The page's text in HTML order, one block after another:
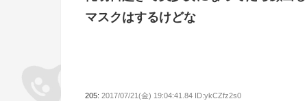
マスクはするけどな
205: 2017/07/21(金) 19:04:41.84 ID:ykCZfz2s0